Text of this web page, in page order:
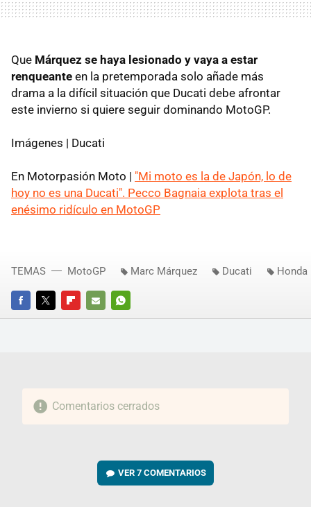
Que Márquez se haya lesionado y vaya a estar
renqueante en la pretemporada solo añade más
drama a la difícil situación que Ducati debe afrontar
este invierno si quiere seguir dominando MotoGP.
Imágenes | Ducati
En Motorpasión Moto | "Mi moto es la de Japón, lo de
hoy no es una Ducati". Pecco Bagnaia explota tras el
enésimo ridículo en MotoGP
FACEBOOKTWITTERFLIPBOARD
E-
WHATSAPP
TEMAS MotoGP Marc Márquez Ducati Honda
Comentarios cerrados
VER7 COMENTARIOS